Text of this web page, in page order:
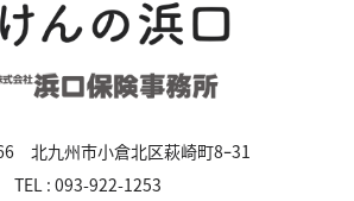
北九州市小倉北区萩崎町8ｰ31
TEL : 093-922-1253